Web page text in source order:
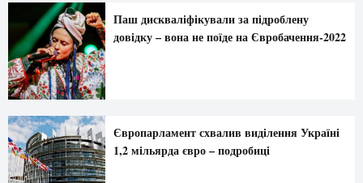
Паш дискваліфікували за підроблену
довідку – вона не поїде на Євробачення-2022
Європарламент схвалив виділення Україні
1,2 мільярда євро – подробиці